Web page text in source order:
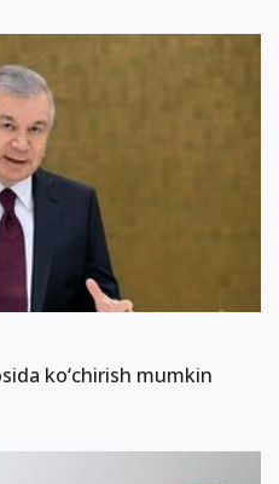
ko‘chirish mumkin